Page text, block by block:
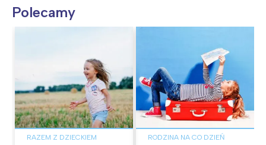
Polecamy
RAZEM Z DZIECKIEM RODZINA NA CO DZIEŃ